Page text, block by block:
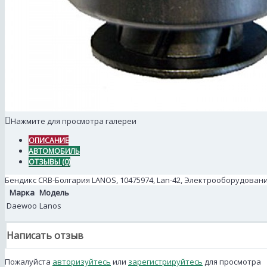
Нажмите для просмотра галереи
ОПИСАНИЕ
АВТОМОБИЛЬ
ОТЗЫВЫ (0)
Бендикс CRB-Болгария LANOS, 10475974, Lan-42,
Марка Модель
Daewoo Lanos
Написать отзыв
Пожалуйста авторизуйтесь или зарегистрируйтесь для просмотра